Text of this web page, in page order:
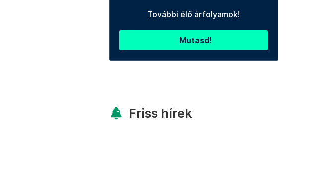
További élő árfolyamok!
Mutasd!
Friss hírek